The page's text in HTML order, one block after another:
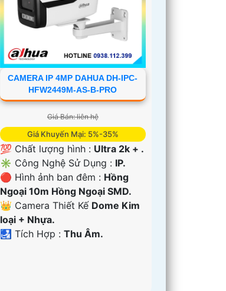
CAMERA IP 4MP DAHUA DH-IPC-
HFW2449M-AS-B-PRO
Giá Bán: liên hệ
Giá Khuyến Mại: 5%-35%
💯 Chất lượng hình : Ultra 2k + .
✳️ Công Nghệ Sử Dụng : IP.
🔴 Hình ảnh ban đêm : Hồng
Ngoại 10m Hồng Ngoại SMD.
👑 Camera Thiết Kế Dome Kim
loại + Nhựa.
️🛃 Tích Hợp :Thu Âm.